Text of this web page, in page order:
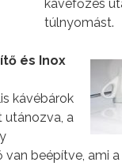
kávéfőzés
túlnyomást.
és Inox
kávébárok
utánozva, a
van beépítve, ami